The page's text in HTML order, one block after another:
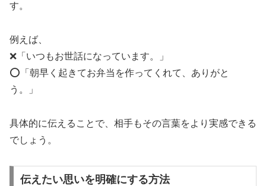
す。
例えば、
❌「いつもお世話になっています。」
⭕「朝早く起きてお弁当を作ってくれて、ありがと
う。」
具体的に伝えることで、相手もその言葉をより実感できる
でしょう。
伝えたい思いを明確にする方法